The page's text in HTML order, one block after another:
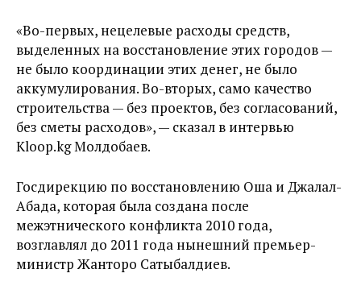
«Во-первых, нецелевые расходы средств,
выделенных на восстановление этих городов —
не было координации этих денег, не было
аккумулирования. Во-вторых, само качество
строительства — без проектов, без согласований,
без сметы расходов», — сказал в интервью
Kloop.kg Молдобаев.
Госдирекцию по восстановлению Оша и Джалал-
Абада, которая была создана после
межэтнического конфликта 2010 года,
возглавлял до 2011 года нынешний премьер-
министр Жанторо Сатыбалдиев.